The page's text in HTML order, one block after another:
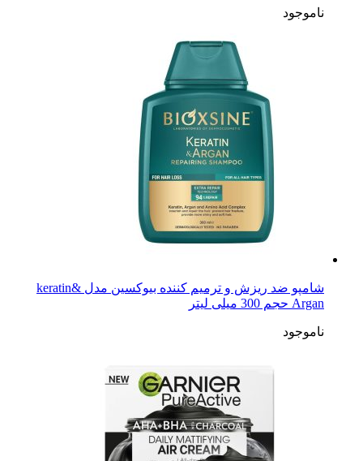
ناموجود
شامپو ضد ریزش و ترمیم کننده بیوکسین مدل keratin&
Argan حجم 300 میلی لیتر
ناموجود